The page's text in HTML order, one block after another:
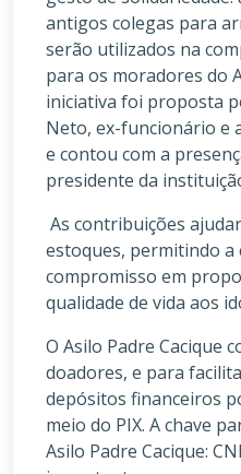
antigos colegas para
serão utilizados na
para os moradores do
iniciativa foi proposta
Neto, ex-funcionário e
e contou com a
presidente da
As contribuições
estoques, permitindo a
compromisso em
qualidade de vida aos
O Asilo Padre Cacique
doadores, e para
depósitos financeiros
meio do PIX. A chave
Asilo Padre Cacique: